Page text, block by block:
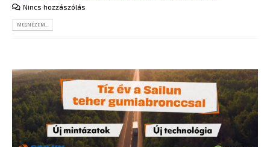
Nincs hozzászólás
MEGNÉZEM...